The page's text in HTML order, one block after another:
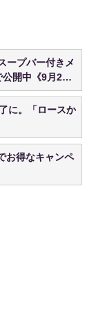
ープバー付きメ
開中《9月23
に。「ロースか
お得なキャンペ